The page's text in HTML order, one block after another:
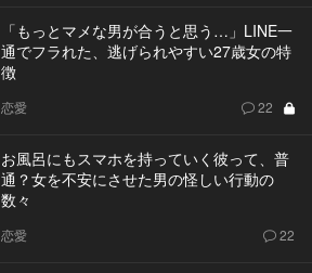
「もっとマメな男が合うと思う…」LINE一
通でフラれた、逃げられやすい27歳女の特
徴
恋愛 22
お風呂にもスマホを持っていく彼って、普
通？女を不安にさせた男の怪しい行動の
数々
恋愛 22